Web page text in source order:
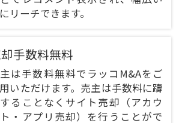
リーチできます。
手数料無料
は手数料無料でラッコM&Aをご
いただけます。売主は手数料に躊
ることなくサイト売却（アカウ
・アプリ売却）を行うことがで